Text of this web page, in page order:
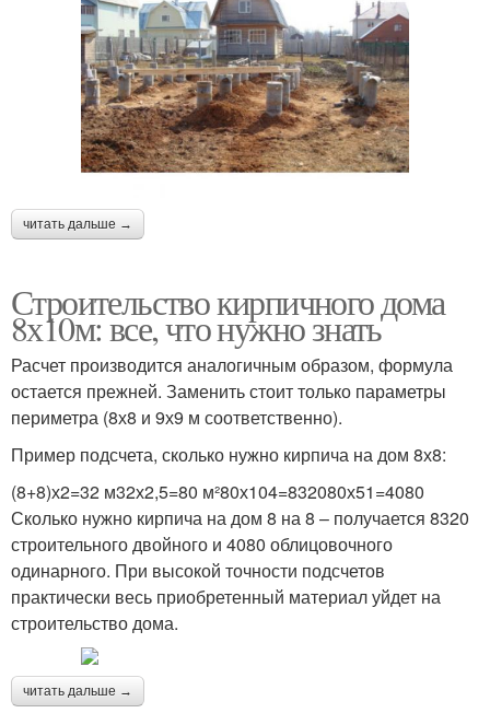
читать дальше →
Строительство кирпичного дома
8х10м: все, что нужно знать
Расчет производится аналогичным образом, формула
остается прежней. Заменить стоит только параметры
периметра (8х8 и 9х9 м соответственно).
Пример подсчета, сколько нужно кирпича на дом 8х8:
(8+8)х2=32 м32х2,5=80 м²80х104=832080х51=4080
Сколько нужно кирпича на дом 8 на 8 – получается 8320
строительного двойного и 4080 облицовочного
одинарного. При высокой точности подсчетов
практически весь приобретенный материал уйдет на
строительство дома.
читать дальше →